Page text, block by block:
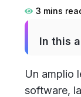
3 mins
In this
Un amplio
software,